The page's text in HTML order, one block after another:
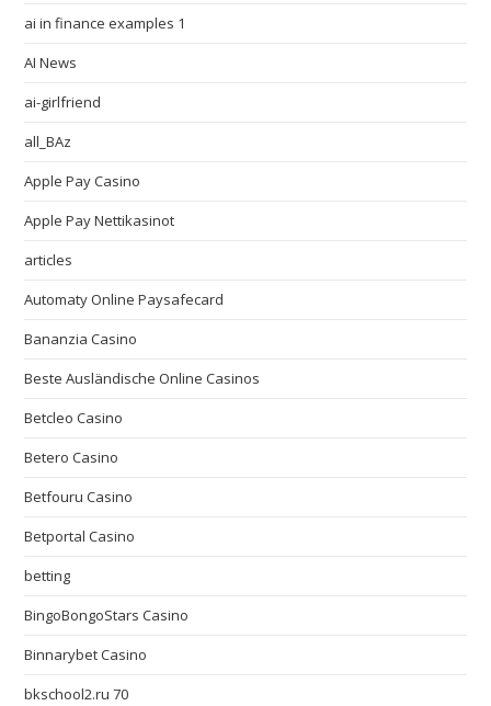
ai in finance examples 1
AI News
ai-girlfriend
all_BAz
Apple Pay Casino
Apple Pay Nettikasinot
articles
Automaty Online Paysafecard
Bananzia Casino
Beste Ausländische Online Casinos
Betcleo Casino
Betero Casino
Betfouru Casino
Betportal Casino
betting
BingoBongoStars Casino
Binnarybet Casino
bkschool2.ru 70